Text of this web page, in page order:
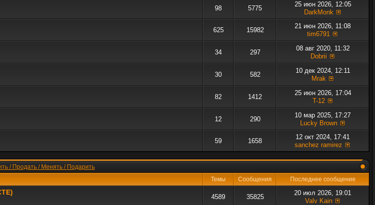
98 5775
25 июн 2026, 12:05
DarkMonk
625 15982
21 июн 2026, 11:08
tim6791
34 297
08 авг 2020, 11:32
Dobrii
30 582
10 дек 2024, 12:11
Mrak
82 1412
25 июн 2026, 17:04
T-12
12 290
10 мар 2025, 17:27
Lucky Brown
59 1658
12 окт 2024, 17:41
sanchez ramirez
/ Продать / Менять / Подарить
Темы Сообщения Последнее сообщение
4589 35825
20 июл 2026, 19:01
Valv Kain